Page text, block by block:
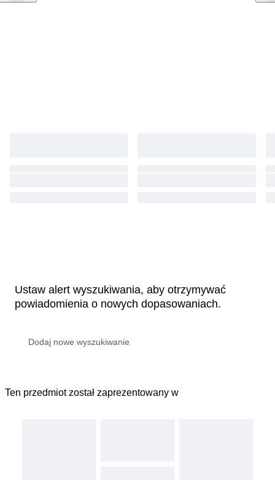
Ustaw alert wyszukiwania, aby otrzymywać
powiadomienia o nowych dopasowaniach.
Ten przedmiot został zaprezentowany w